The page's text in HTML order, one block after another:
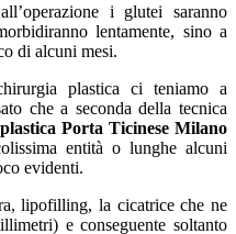
i glutei saranno
lentamente, sino a
di alcuni mesi.
plastica ci teniamo a
che a seconda della tecnica
Porta Ticinese Milano
entità o lunghe alcuni
evidenti.
lipofilling, la cicatrice che ne
e conseguente soltanto